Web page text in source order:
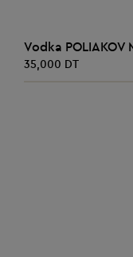
Vodka POLIAKOV
35,000 DT